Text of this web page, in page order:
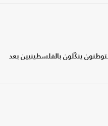
ينكّلون بالفلسطينيين بعد